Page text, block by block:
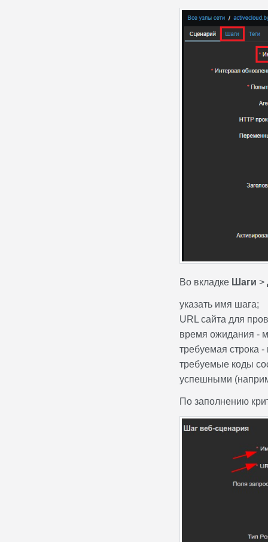
Во вкладке Шаги >
указать имя шага;
URL сайта для
время ожидания -
требуемая строка
требуемые коды
успешными
По заполнению